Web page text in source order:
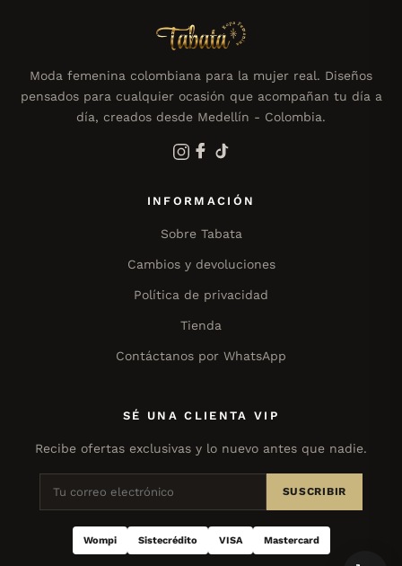
Moda femenina colombiana para la mujer real. Diseños
pensados para cualquier ocasión que acompañan tu día a
día, creados desde Medellín - Colombia.
INFORMACIÓN
Sobre Tabata
Cambios y devoluciones
Política de privacidad
Tienda
Contáctanos por WhatsApp
SÉ UNA CLIENTA VIP
Recibe ofertas exclusivas y lo nuevo antes que nadie.
SUSCRIBIR
Wompi Sistecrédito VISA Mastercard